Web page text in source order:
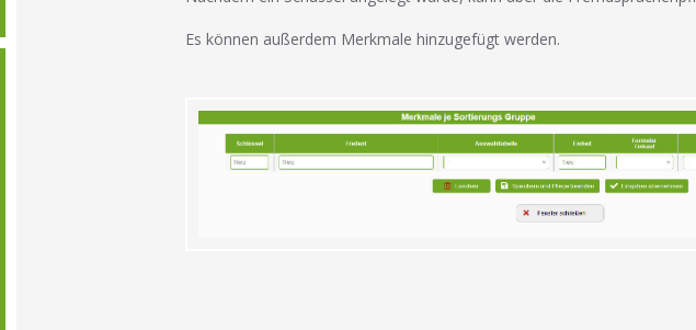
Es können außerdem Merkmale hinzugefügt werden.